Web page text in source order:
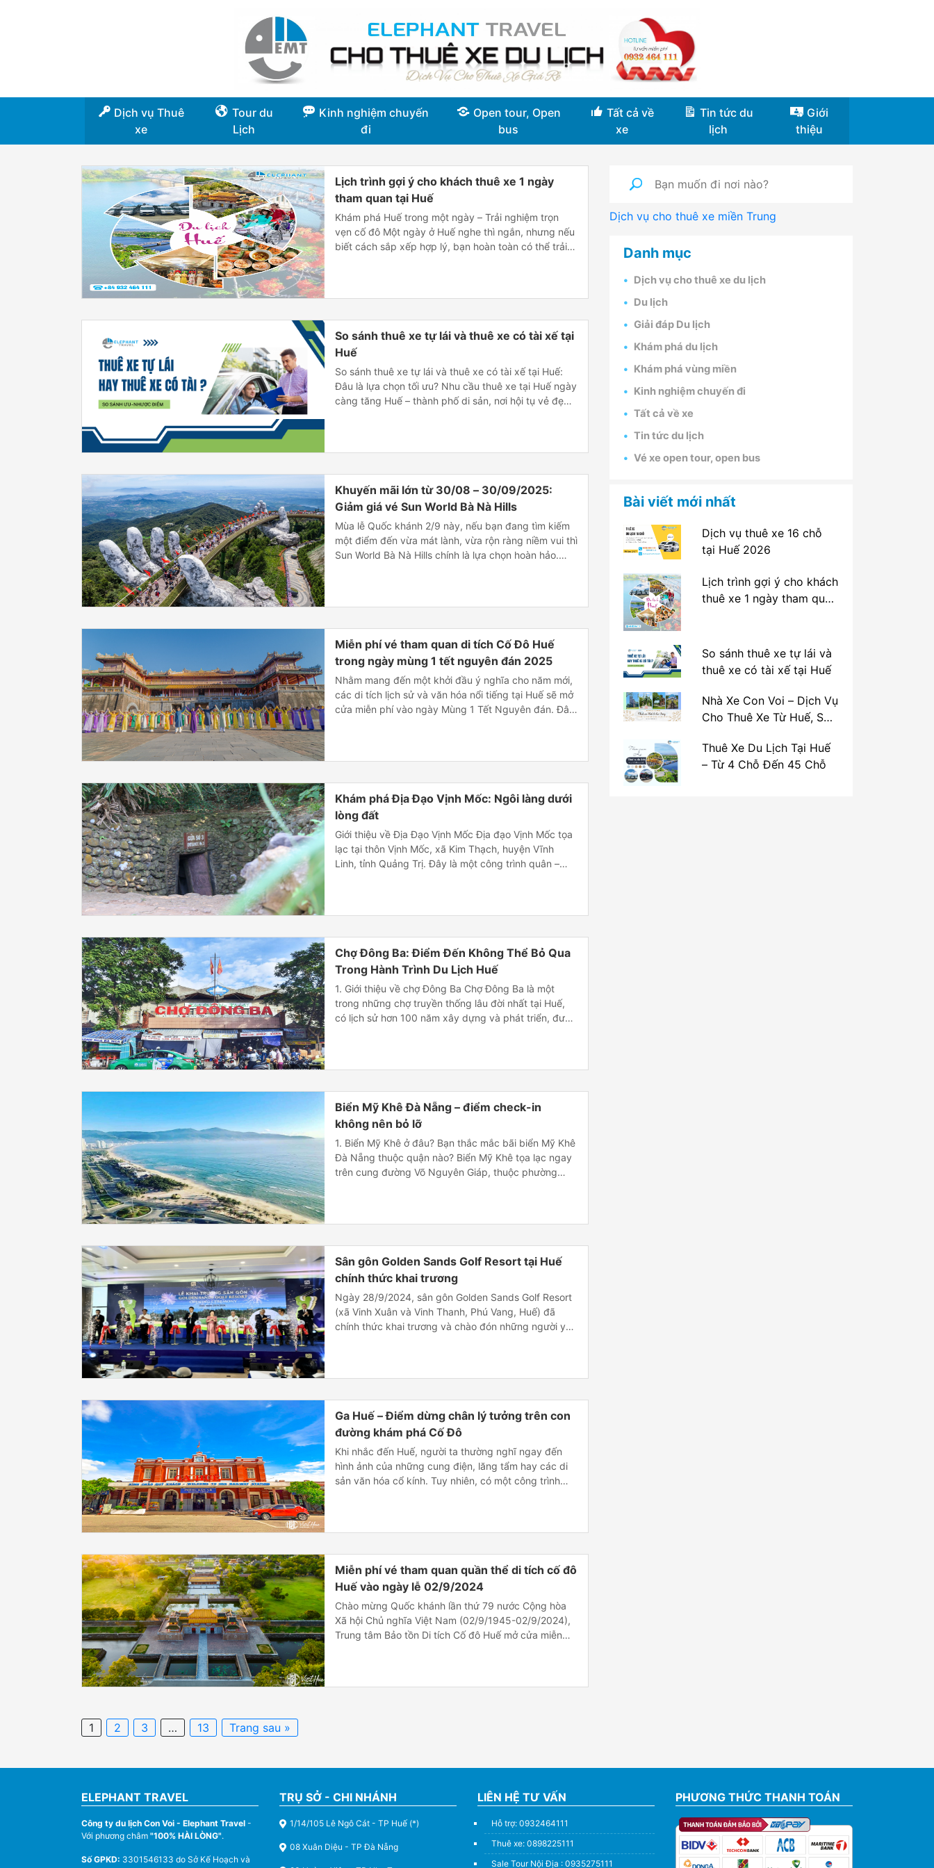
Dịch vụ Thuê
xe
Tour du
Lịch
Kinh nghiệm chuyến
đi
Open tour, Open
bus
Tất cả về
xe
Tin tức du
lịch
Giới
thiệu
Lịch trình gợi ý cho khách thuê xe 1 ngày
tham quan tại Huế
Khám phá Huế trong một ngày – Trải nghiệm trọn
vẹn cố đô Một ngày ở Huế nghe thì ngắn, nhưng nếu
biết cách sắp xếp hợp lý, bạn hoàn toàn có thể trải
So sánh thuê xe tự lái và thuê xe có tài xế tại
Huế
So sánh thuê xe tự lái và thuê xe có tài xế tại Huế:
Đâu là lựa chọn tối ưu? Nhu cầu thuê xe tại Huế ngày
càng tăng Huế – thành phố di sản, nơi hội tụ vẻ đẹp
Khuyến mãi lớn từ 30/08 – 30/09/2025:
Giảm giá vé Sun World Bà Nà Hills
Mùa lễ Quốc khánh 2/9 này, nếu bạn đang tìm kiếm
một điểm đến vừa mát lành, vừa rộn ràng niềm vui thì
Sun World Bà Nà Hills chính là lựa chọn hoàn hảo.
Miễn phí vé tham quan di tích Cố Đô Huế
trong ngày mùng 1 tết nguyên đán 2025
Nhằm mang đến một khởi đầu ý nghĩa cho năm mới,
các di tích lịch sử và văn hóa nổi tiếng tại Huế sẽ mở
cửa miễn phí vào ngày Mùng 1 Tết Nguyên đán. Đây
Khám phá Địa Đạo Vịnh Mốc: Ngôi làng dưới
lòng đất
Giới thiệu về Địa Đạo Vịnh Mốc Địa đạo Vịnh Mốc tọa
lạc tại thôn Vịnh Mốc, xã Kim Thạch, huyện Vĩnh
Linh, tỉnh Quảng Trị. Đây là một công trình quân –
Chợ Đông Ba: Điểm Đến Không Thể Bỏ Qua
Trong Hành Trình Du Lịch Huế
1. Giới thiệu về chợ Đông Ba Chợ Đông Ba là một
trong những chợ truyền thống lâu đời nhất tại Huế,
có lịch sử hơn 100 năm xây dựng và phát triển, được
Biển Mỹ Khê Đà Nẵng – điểm check-in
không nên bỏ lỡ
1. Biển Mỹ Khê ở đâu? Bạn thắc mắc bãi biển Mỹ Khê
Đà Nẵng thuộc quận nào? Biển Mỹ Khê tọa lạc ngay
trên cung đường Võ Nguyên Giáp, thuộc phường
Sân gôn Golden Sands Golf Resort tại Huế
chính thức khai trương
Ngày 28/9/2024, sân gôn Golden Sands Golf Resort
(xã Vinh Xuân và Vinh Thanh, Phú Vang, Huế) đã
chính thức khai trương và chào đón những người yêu
Ga Huế – Điểm dừng chân lý tưởng trên con
đường khám phá Cố Đô
Khi nhắc đến Huế, người ta thường nghĩ ngay đến
hình ảnh của những cung điện, lăng tẩm hay các di
sản văn hóa cổ kính. Tuy nhiên, có một công trình
Miễn phí vé tham quan quần thể di tích cố đô
Huế vào ngày lễ 02/9/2024
Chào mừng Quốc khánh lần thứ 79 nước Cộng hòa
Xã hội Chủ nghĩa Việt Nam (02/9/1945-02/9/2024),
Trung tâm Bảo tồn Di tích Cố đô Huế mở cửa miễn
1 2 3 … 13 Trang sau »
Dịch vụ cho thuê xe miền Trung
Danh mục
Dịch vụ cho thuê xe du lịch
Du lịch
Giải đáp Du lịch
Khám phá du lịch
Khám phá vùng miền
Kinh nghiệm chuyến đi
Tất cả về xe
Tin tức du lịch
Vé xe open tour, open bus
Bài viết mới nhất
Dịch vụ thuê xe 16 chỗ
tại Huế 2026
Lịch trình gợi ý cho khách
thuê xe 1 ngày tham quan
So sánh thuê xe tự lái và
thuê xe có tài xế tại Huế
Nhà Xe Con Voi – Dịch Vụ
Cho Thuê Xe Từ Huế, Sân
La Vang
Thuê Xe Du Lịch Tại Huế
– Từ 4 Chỗ Đến 45 Chỗ
ELEPHANT TRAVEL
Công ty du lịch Con Voi - Elephant Travel -
Với phương châm "100% HÀI LÒNG".
Số GPKD: 3301546133 do Sở Kế Hoạch và
TRỤ SỞ - CHI NHÁNH
1/14/105 Lê Ngô Cát - TP Huế (*)
08 Xuân Diệu - TP Đà Nẵng
LIÊN HỆ TƯ VẤN
Hỗ trợ: 0932464111
Thuê xe: 0898225111
Sale Tour Nội Địa : 0935275111
PHƯƠNG THỨC THANH TOÁN